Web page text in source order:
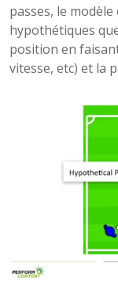
passes, le
hypothétiques
position en
vitesse, etc) et la